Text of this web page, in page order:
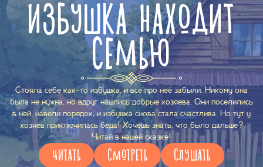
ИЗБУШКА НАХОДИТ
СЕМЬЮ
Стояла себе как-то избушка, и все про неё забыли. Никому она
была не нужна, но вдруг нашлись добрые хозяева. Они поселились
в ней, навели порядок, и избушка снова стала счастлива. Но тут у
хозяев приключилась беда! Хочешь знать, что было дальше?
Читай в нашей сказке!
ЧИТАТЬ СМОТРЕТЬ СЛУШАТЬ